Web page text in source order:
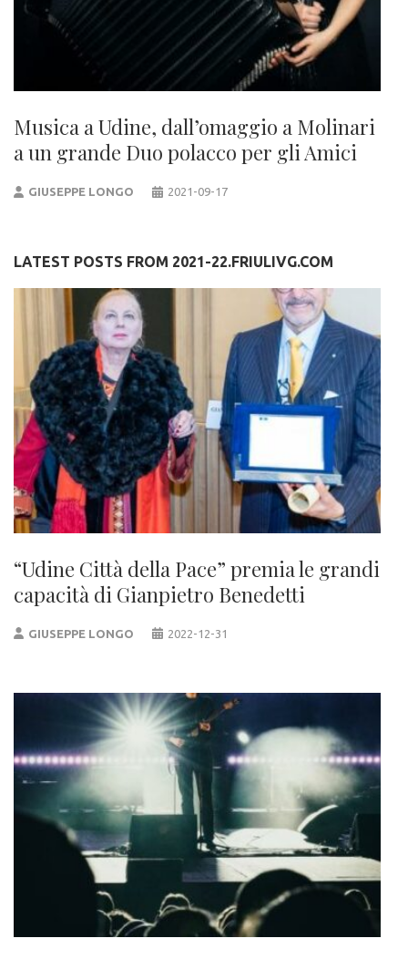
Musica a Udine, dall’omaggio a Molinari
a un grande Duo polacco per gli Amici
GIUSEPPE LONGO 2021-09-17
LATEST POSTS FROM 2021-22.FRIULIVG.COM
“Udine Città della Pace” premia le grandi
capacità di Gianpietro Benedetti
GIUSEPPE LONGO 2022-12-31